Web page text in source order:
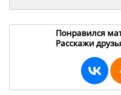
Понравился
Расскажи